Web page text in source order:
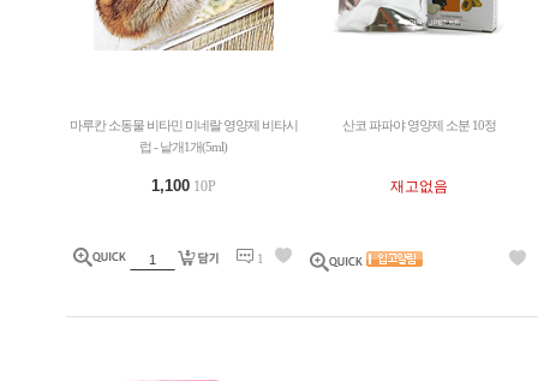
마루칸 소동물 비타민 미네랄 영양제 비타시
럽 - 낱개1개(5ml)
1,100 10P
1
산코 파파야 영양제 소분 10정
재고없음